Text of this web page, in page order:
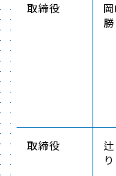
取締役
勝
取締役
り